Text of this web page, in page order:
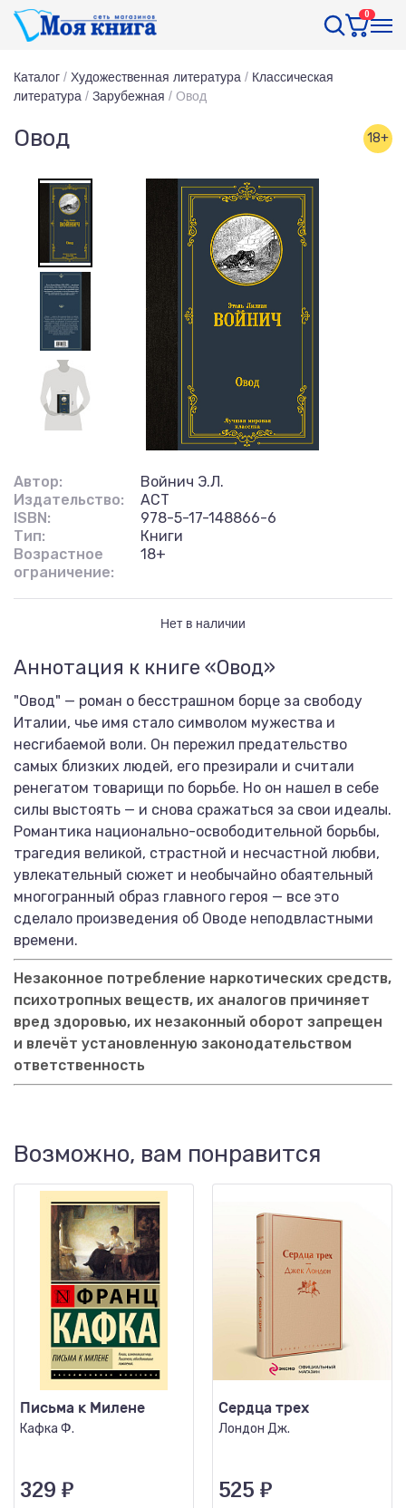
0
Каталог / Художественная литература / Классическая
литература / Зарубежная / Овод
Овод 18+
Автор:
Войнич Э.Л.
Издательство:
АСТ
ISBN:
978-5-17-148866-6
Тип:
Книги
Возрастное
ограничение:
18+
Нет в наличии
Аннотация к книге «Овод»
"Овод" — роман о бесстрашном борце за свободу
Италии, чье имя стало символом мужества и
несгибаемой воли. Он пережил предательство
самых близких людей, его презирали и считали
ренегатом товарищи по борьбе. Но он нашел в себе
силы выстоять — и снова сражаться за свои идеалы.
Романтика национально-освободительной борьбы,
трагедия великой, страстной и несчастной любви,
увлекательный сюжет и необычайно обаятельный
многогранный образ главного героя — все это
сделало произведения об Оводе неподвластными
времени.
Незаконное потребление наркотических средств,
психотропных веществ, их аналогов причиняет
вред здоровью, их незаконный оборот запрещен
и влечёт установленную законодательством
ответственность
Возможно, вам понравится
Письма к Милене
Кафка Ф.
329 ₽
Сердца трех
Лондон Дж.
525 ₽